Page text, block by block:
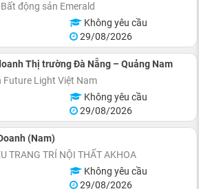
động sản Emerald
Không yêu cầu
29/08/2026
Thị trường Đà Nẵng – Quảng Nam
Future Light Việt Nam
Không yêu cầu
29/08/2026
(Nam)
TRANG TRÍ NỘI THẤT AKHOA
Không yêu cầu
29/08/2026